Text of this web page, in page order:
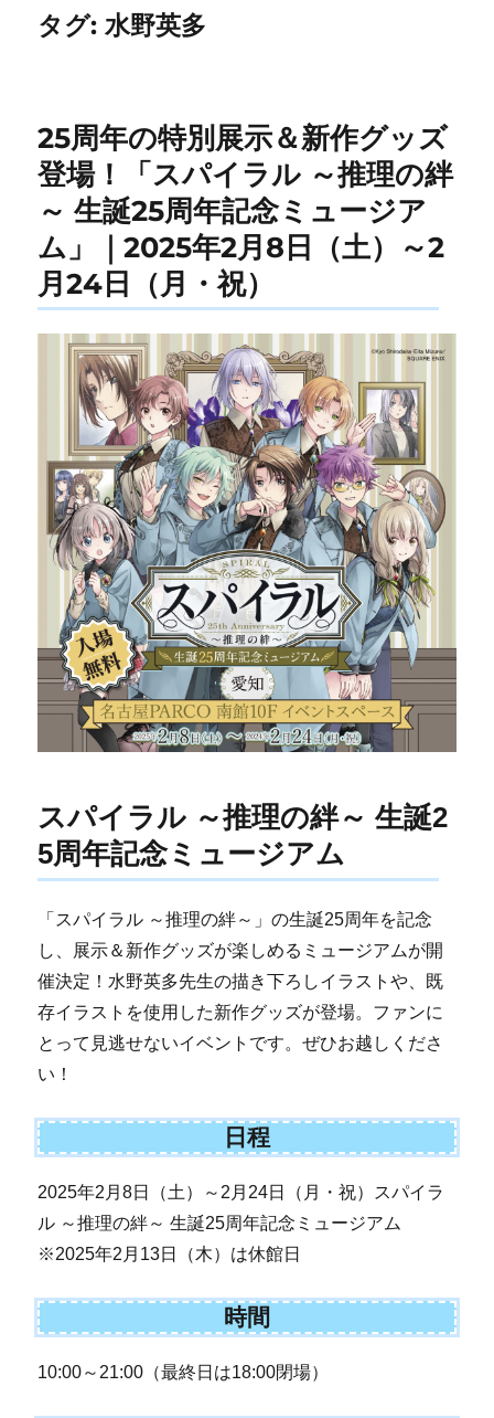
タグ:水野英多
25周年の特別展示＆新作グッズ
登場！「スパイラル ～推理の絆
～ 生誕25周年記念ミュージア
ム」｜2025年2月8日（土）～2
月24日（月・祝）
スパイラル ～推理の絆～ 生誕2
5周年記念ミュージアム
「スパイラル ～推理の絆～」の生誕25周年を記念
し、展示＆新作グッズが楽しめるミュージアムが開
催決定！水野英多先生の描き下ろしイラストや、既
存イラストを使用した新作グッズが登場。ファンに
とって見逃せないイベントです。ぜひお越しくださ
い！
日程
2025年2月8日（土）～2月24日（月・祝）スパイラ
ル ～推理の絆～ 生誕25周年記念ミュージアム
※2025年2月13日（木）は休館日
時間
10:00～21:00（最終日は18:00閉場）